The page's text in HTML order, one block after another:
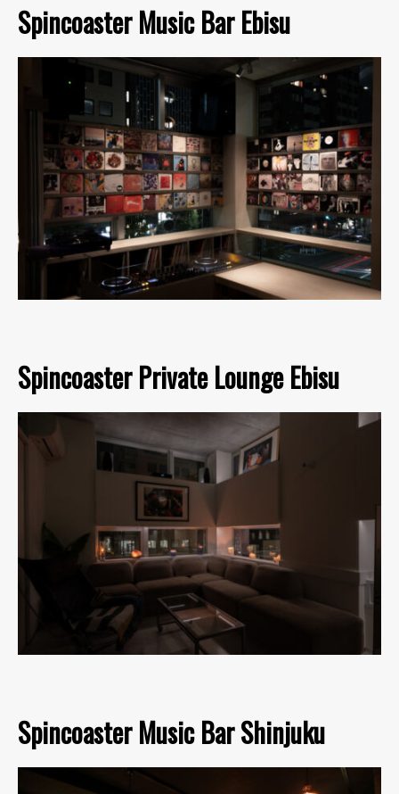
Spincoaster Music Bar Ebisu
Spincoaster Private Lounge Ebisu
Spincoaster Music Bar Shinjuku